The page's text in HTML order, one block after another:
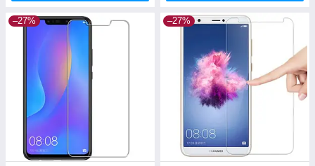
–27% –27%